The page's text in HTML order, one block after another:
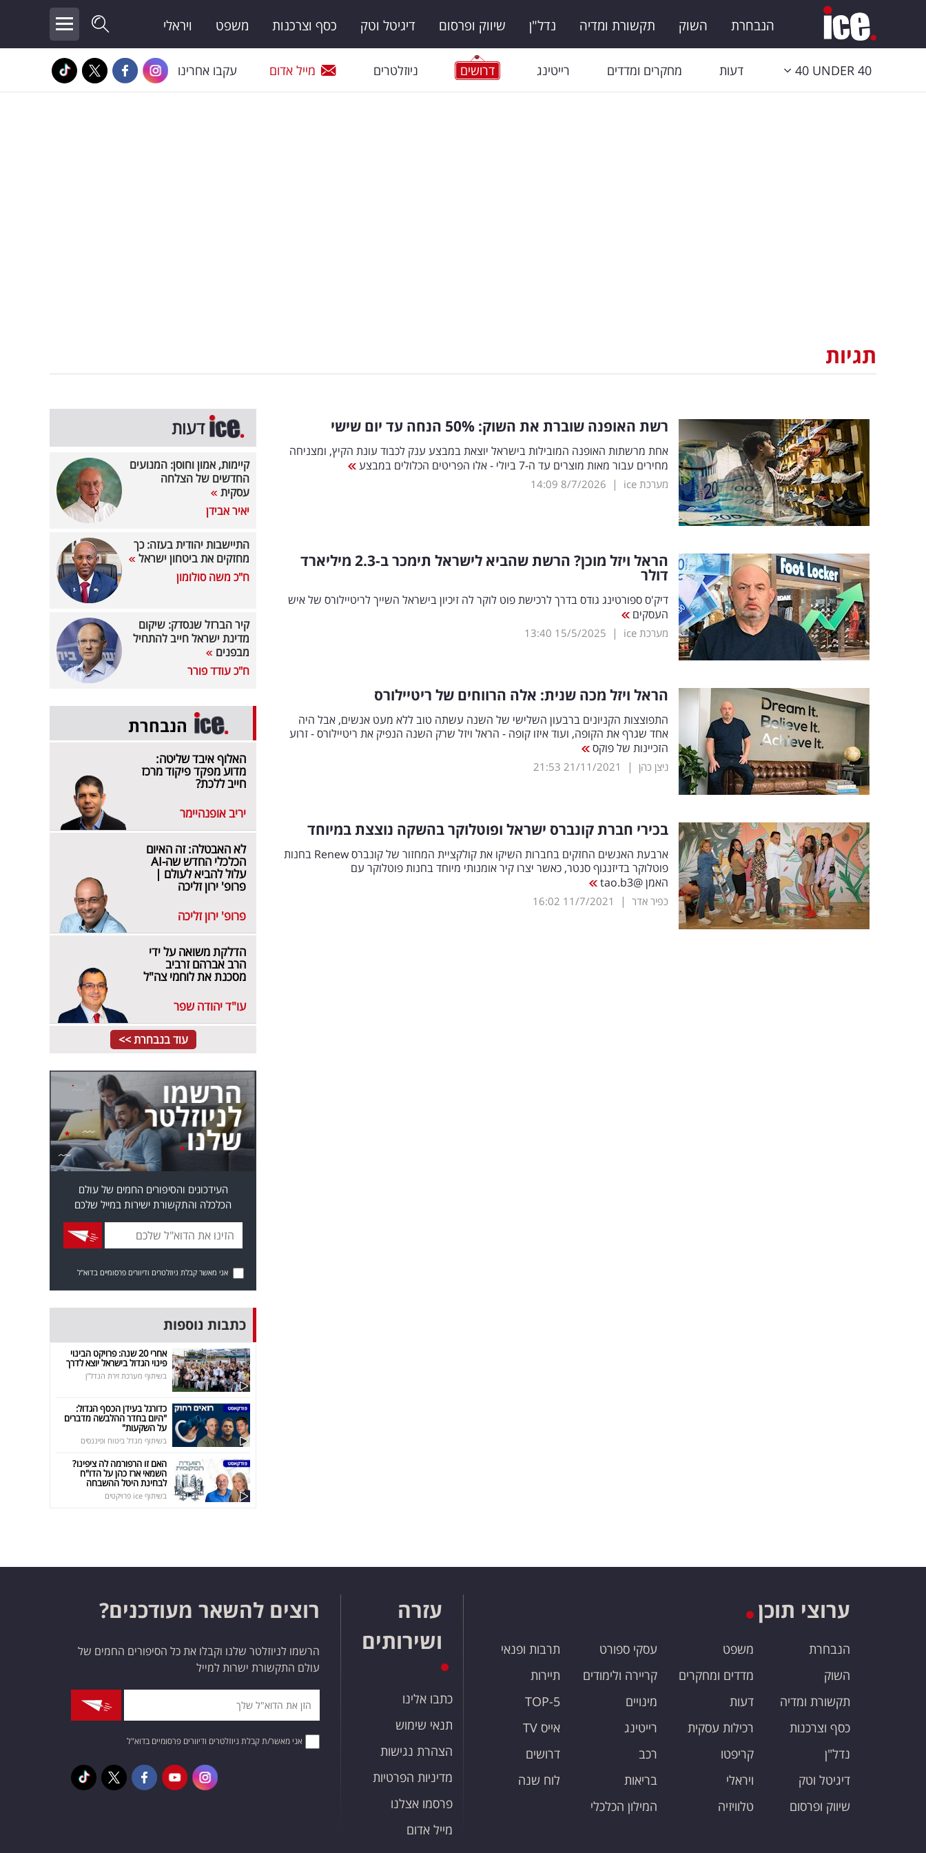
הנבחרת השוק תקשורת ומדיה נדל"ן שיווק ופרסום דיגיטל וטק כסף וצרכנות משפט ויראלי
40 UNDER 40 דעות מחקרים ומדדים רייטינג דרושים ניוזלטרים מייל אדום עקבו אחרינו
תגיות
רשת האופנה שוברת את השוק: 50 % הנחה עד יום שישי
אחת מרשתות האופנה המובילות בישראל יוצאת במבצע ענק לכבוד עונת הקיץ, ומצניחה
מחירים עבור מאות מוצרים עד ה-7 ביולי - אלו הפריטים הכלולים במבצע
מערכת ice |
8/7/2026
14:09
הראל ויזל מוכן? הרשת שהביא לישראל תימכר ב-2.3 מיליארד
דולר
דיק'ס ספורטינג גודס בדרך לרכישת פוט לוקר לה זיכיון בישראל השייך לריטיילורס של איש
העסקים
מערכת ice |
15/5/2025
13:40
הראל ויזל מכה שנית: אלה הרווחים של ריטיילורס
התפוצצות הקניונים ברבעון השלישי של השנה עשתה טוב ללא מעט אנשים, אבל היה
אחד שגרף את הקופה, ועוד איזו קופה - הראל ויזל שרק השנה הנפיק את ריטיילורס - זרוע
הזכיינות של פוקס
ניצן כהן |
21/11/2021
21:53
בכירי חברת קונברס ישראל ופוטלוקר בהשקה נוצצת במיוחד
ארבעת האנשים החזקים בחברות השיקו את קולקציית המחזור של קונברס Renew בחנות
פוטלוקר בדיזנגוף סנטר, כאשר יצרו קיר אומנותי מיוחד בחנות פוטלוקר עם
האמן @tao.b3
כפיר אדר |
11/7/2021
16:02
דעות
קיימות, אמון וחוסן: המנועים
החדשים של הצלחה
עסקית
יאיר אבידן
התיישבות יהודית בעזה: כך
מחזקים את ביטחון ישראל
ח"כ משה סולומון
קיר הברזל שנסדק: שיקום
מדינת ישראל חייב להתחיל
מבפנים
ח"כ עודד פורר
הנבחרת
האלוף איבד שליטה:
מדוע מפקד פיקוד מרכז
חייב ללכת?
יריב אופנהיימר
לא האבטלה: זה האיום
הכלכלי החדש שה-AI
עלול להביא לעולם |
פרופ' ירון זליכה
פרופ' ירון זליכה
הדלקת משואה על ידי
הרב אברהם זרביב
מסכנת את לוחמי צה"ל
עו"ד יהודה שפר
עוד בנבחרת >>
העידכונים והסיפורים החמים של עולם
הכלכלה והתקשורת ישירות במייל שלכם
אני מאשר קבלת ניוזלטרים ודיוורים פרסומיים בדוא"ל
כתבות נוספות
אחרי 20 שנה: פרויקט הבינוי
פינוי הגדול בישראל יוצא לדרך
בשיתוף מערכת זירת הנדל"ן
כדורגל בעידן הכסף הגדול:
"היום בחדר ההלבשה מדברים
על השקעות"
בשיתוף מגדל ביטוח ופיננסים
האם זו הרפורמה לה ציפינו?
השמאי ארז כהן על הדו"ח
לבחינת היטל ההשבחה
בשיתוף ice פרויקטים
ערוצי תוכן
הנבחרת
השוק
תקשורת ומדיה
כסף וצרכנות
נדל"ן
דיגיטל וטק
שיווק ופרסום
משפט
מדדים ומחקרים
דעות
רכילות עסקית
קריפטו
ויראלי
טלוויזיה
עסקי ספורט
קריירה ולימודים
מינויים
רייטינג
רכב
בריאות
המילון הכלכלי
תרבות ופנאי
תיירות
TOP-5
אייס TV
דרושים
לוח שנה
עזרה
ושירותים
כתבו אלינו
תנאי שימוש
הצהרת נגישות
מדיניות הפרטיות
פרסמו אצלנו
מייל אדום
רוצים להשאר מעודכנים?
הרשמו לניוזלטר שלנו וקבלו את כל הסיפורים החמים של
עולם התקשורת ישרות למייל
אני מאשר/ת קבלת ניוזלטרים ודיוורים פרסומיים בדוא"ל